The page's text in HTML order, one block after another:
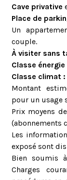
Cave privative
Place de
Un
couple.
À visiter sans
Classe énergie
Classe climat :
Montant
pour un usage
Prix moyens
(abonnements
Les
exposé sont
Bien soumis
Charges